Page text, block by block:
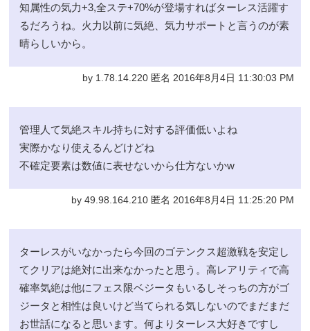
知属性の気力+3,全ステ+70%が登場すればターレス活躍す
るだろうね。火力以前に気絶、気力サポートと言うのが素
晴らしいから。
by 1.78.14.220 匿名 2016年8月4日 11:30:03 PM
管理人て気絶スキル持ちに対する評価低いよね
実際かなり使えるんどけどね
不確定要素は数値に表せないから仕方ないかw
by 49.98.164.210 匿名 2016年8月4日 11:25:20 PM
ターレスがいなかったら今回のゴテンクス超激戦を安定し
てクリアは絶対に出来なかったと思う。高レアリティで高
確率気絶は他にフェス限ベジータもいるしそっちの方がゴ
ジータと相性は良いけど当てられる気しないのでまだまだ
お世話になると思います。何よりターレス大好きですし